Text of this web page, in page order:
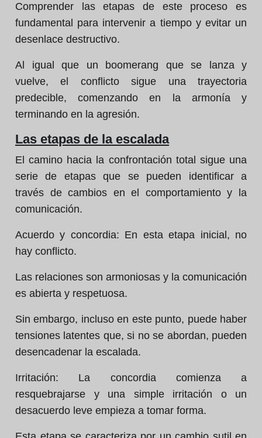
Comprender las etapas de este proceso es
fundamental para intervenir a tiempo y evitar un
desenlace destructivo.
Al igual que un boomerang que se lanza y
vuelve, el conflicto sigue una trayectoria
predecible, comenzando en la armonía y
terminando en la agresión.
Las etapas de la escalada
El camino hacia la confrontación total sigue una
serie de etapas que se pueden identificar a
través de cambios en el comportamiento y la
comunicación.
Acuerdo y concordia: En esta etapa inicial, no
hay conflicto.
Las relaciones son armoniosas y la comunicación
es abierta y respetuosa.
Sin embargo, incluso en este punto, puede haber
tensiones latentes que, si no se abordan, pueden
desencadenar la escalada.
Irritación: La concordia comienza a
resquebrajarse y una simple irritación o un
desacuerdo leve empieza a tomar forma.